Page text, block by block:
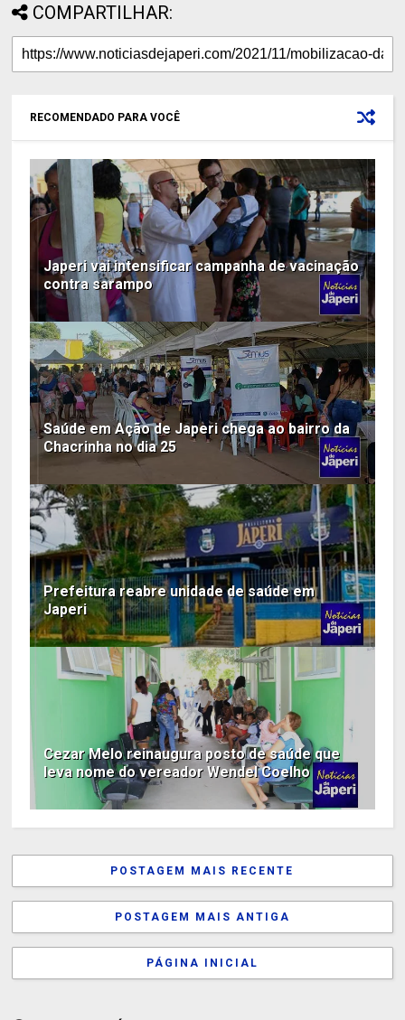
COMPARTILHAR:
RECOMENDADO PARA VOCÊ
Japeri vai intensificar campanha de vacinação
contra sarampo
Saúde em Ação de Japeri chega ao bairro da
Chacrinha no dia 25
Prefeitura reabre unidade de saúde em
Japeri
Cezar Melo reinaugura posto de saúde que
leva nome do vereador Wendel Coelho
POSTAGEM MAIS RECENTE
POSTAGEM MAIS ANTIGA
PÁGINA INICIAL